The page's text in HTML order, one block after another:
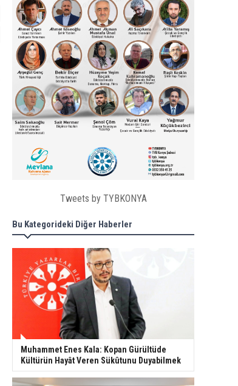
Tweets by TYBKONYA
Bu Kategorideki Diğer Haberler
Muhammet Enes Kala: Kopan Gürültüde
Kültürün Hayât Veren Sükûtunu Duyabilmek